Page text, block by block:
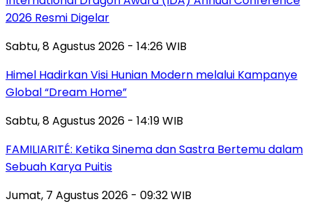
2026 Resmi Digelar
Sabtu, 8 Agustus 2026 - 14:26 WIB
Himel Hadirkan Visi Hunian Modern melalui Kampanye
Global “Dream Home”
Sabtu, 8 Agustus 2026 - 14:19 WIB
FAMILIARITÉ: Ketika Sinema dan Sastra Bertemu dalam
Sebuah Karya Puitis
Jumat, 7 Agustus 2026 - 09:32 WIB